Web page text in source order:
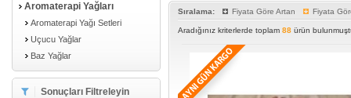
Aromaterapi Yağları
Aromaterapi Yağı Setleri
Uçucu Yağlar
Baz Yağlar
Sonuçları Filtreleyin
Sıralama: Fiyata Göre Artan Fiyata
Aradığınız kriterlerde toplam 88 ürün